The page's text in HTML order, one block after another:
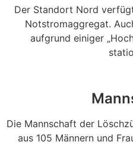
Der Standort Nord
Notstromaggregat.
aufgrund einiger
Die Mannschaft der
aus 105 Männern und